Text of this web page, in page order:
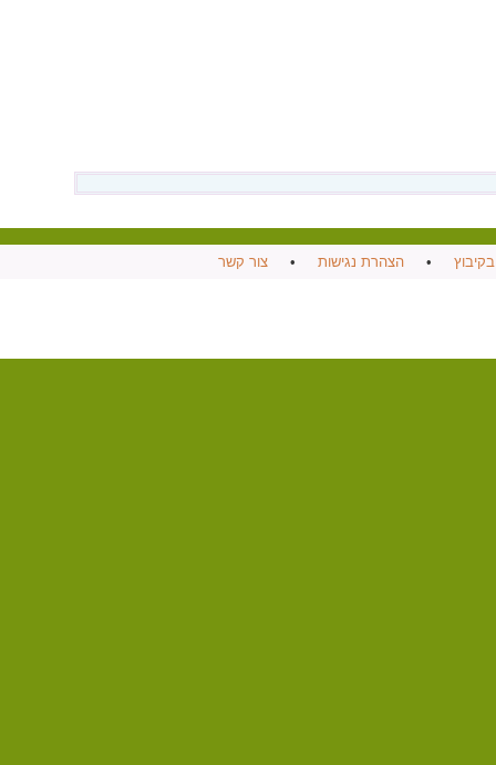
•הצהרת נגישות •צור קשר